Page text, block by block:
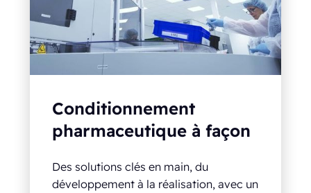
Conditionnement
pharmaceutique à façon
Des solutions clés en main, du
développement à la réalisation, avec un